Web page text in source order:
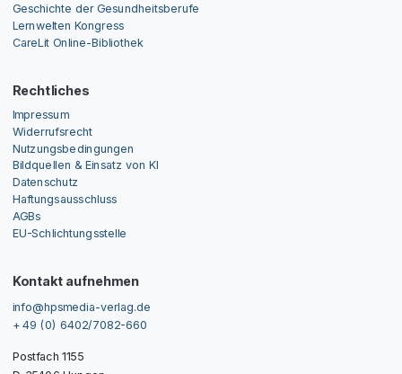
Geschichte der Gesundheitsberufe
Lernwelten Kongress
CareLit Online-Bibliothek
Rechtliches
Impressum
Widerrufsrecht
Nutzungsbedingungen
Bildquellen & Einsatz von KI
Datenschutz
Haftungsausschluss
AGBs
EU-Schlichtungsstelle
Kontakt aufnehmen
info@hpsmedia-verlag.de
+ 49 (0) 6402/7082-660
Postfach 1155